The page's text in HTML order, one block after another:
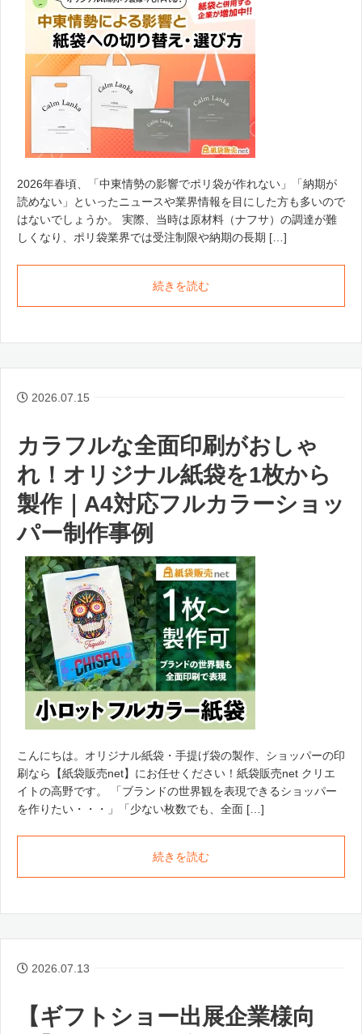
2026年春頃、「中東情勢の影響でポリ袋が作れない」「納期が
読めない」といったニュースや業界情報を目にした方も多いので
はないでしょうか。 実際、当時は原材料（ナフサ）の調達が難
しくなり、ポリ袋業界では受注制限や納期の長期 […]
続きを読む
2026.07.15
カラフルな全面印刷がおしゃ
れ！オリジナル紙袋を1枚から
製作｜A4対応フルカラーショッ
パー制作事例
こんにちは。オリジナル紙袋・手提げ袋の製作、ショッパーの印
刷なら【紙袋販売net】にお任せください！紙袋販売net クリエ
イトの高野です。 「ブランドの世界観を表現できるショッパー
を作りたい・・・」「少ない枚数でも、全面 […]
続きを読む
2026.07.13
【ギフトショー出展企業様向